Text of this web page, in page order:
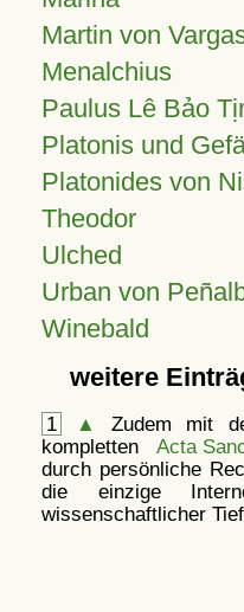
Martin von
Menalchius
Paulus Lê Bảo
Platonis und
Platonides von
Theodor
Ulched
Urban von
Winebald
weitere
1 ▲
Zudem mit
kompletten Acta
durch persönliche
die einzige
wissenschaftlicher